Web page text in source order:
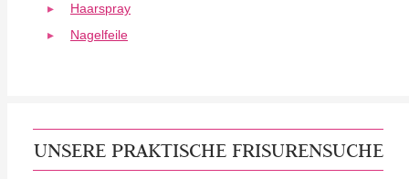
Haarspray
Nagelfeile
UNSERE PRAKTISCHE FRISURENSUCHE